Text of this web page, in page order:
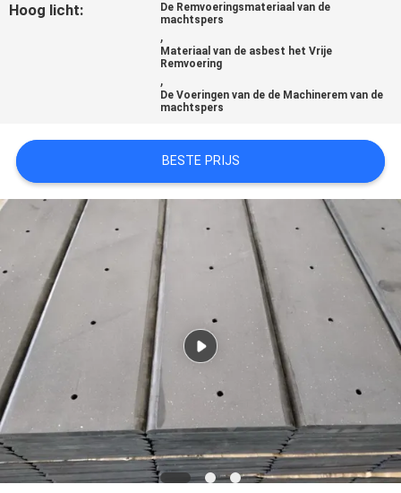
SITEMAP
Hoog licht:
De Remvoeringsmateriaal van de
machtspers
,
Materiaal van de asbest het Vrije
Remvoering
,
De Voeringen van de de Machinerem van de
machtspers
BESTE PRIJS